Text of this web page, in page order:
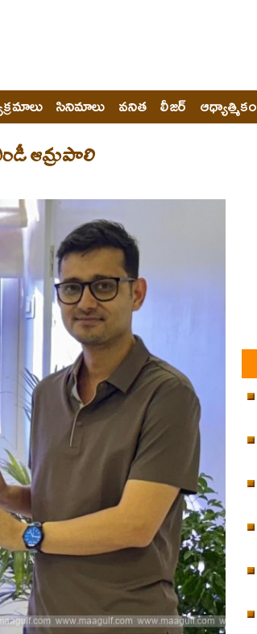
సినిమాలు వనిత లీజర్ ఆధ్యాత్మికం
ఆమ్రపాలి